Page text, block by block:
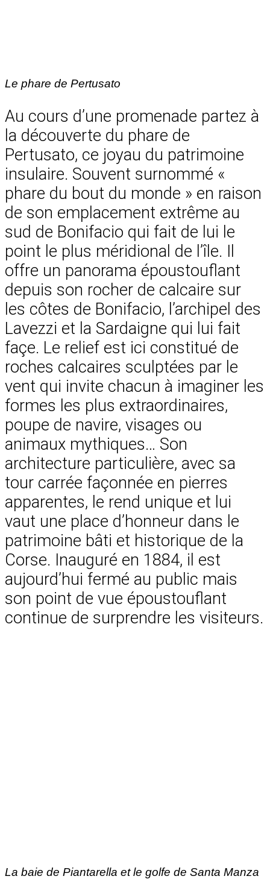
Le phare de Pertusato
Au cours d’une promenade partez à
la découverte du phare de
Pertusato, ce joyau du patrimoine
insulaire. Souvent surnommé «
phare du bout du monde » en raison
de son emplacement extrême au
sud de Bonifacio qui fait de lui le
point le plus méridional de l’île. Il
offre un panorama époustouflant
depuis son rocher de calcaire sur
les côtes de Bonifacio, l’archipel des
Lavezzi et la Sardaigne qui lui fait
façe. Le relief est ici constitué de
roches calcaires sculptées par le
vent qui invite chacun à imaginer les
formes les plus extraordinaires,
poupe de navire, visages ou
animaux mythiques… Son
architecture particulière, avec sa
tour carrée façonnée en pierres
apparentes, le rend unique et lui
vaut une place d’honneur dans le
patrimoine bâti et historique de la
Corse. Inauguré en 1884, il est
aujourd’hui fermé au public mais
son point de vue époustouflant
continue de surprendre les visiteurs.
La baie de Piantarella et le golfe de Santa Manza